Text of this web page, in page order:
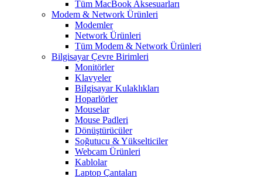
Tüm MacBook Aksesuarları
Modem & Network Ürünleri
Modemler
Network Ürünleri
Tüm Modem & Network Ürünleri
Bilgisayar Çevre Birimleri
Monitörler
Klavyeler
BiIgisayar Kulaklıkları
Hoparlörler
Mouselar
Mouse Padleri
Dönüştürücüler
Soğutucu & Yükselticiler
Webcam Ürünleri
Kablolar
Laptop Çantaları